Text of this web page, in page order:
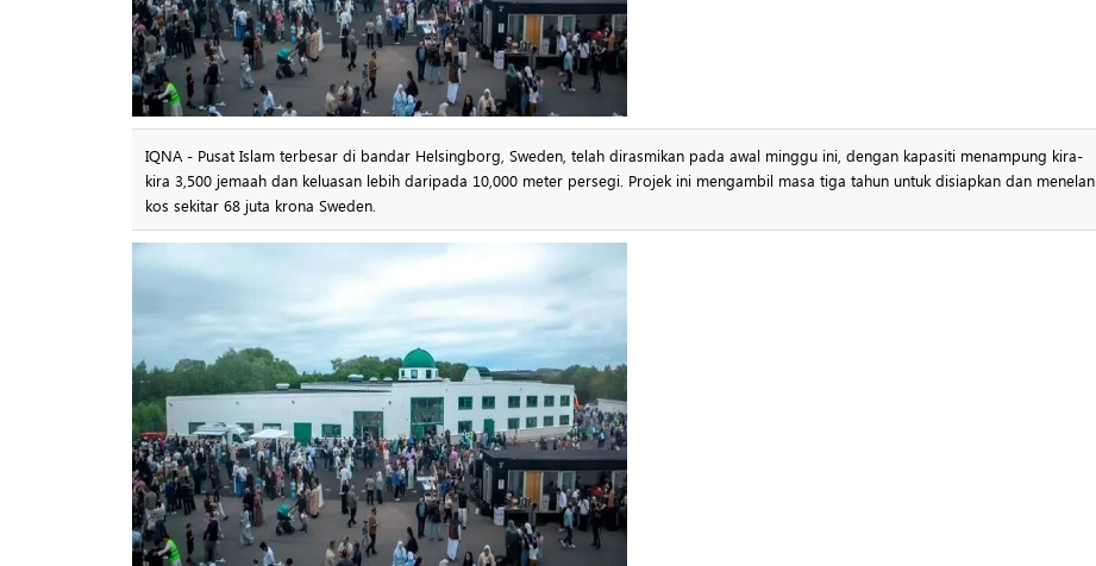
IQNA - Pusat Islam terbesar di bandar Helsingborg, Sweden, telah dirasmikan pada awal minggu ini, dengan kapasiti menampung kira-
kira 3,500 jemaah dan keluasan lebih daripada 10,000 meter persegi. Projek ini mengambil masa tiga tahun untuk disiapkan dan menelan
kos sekitar 68 juta krona Sweden.